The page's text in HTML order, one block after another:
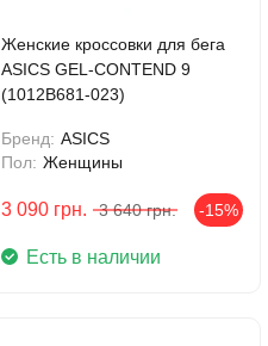
Женские кроссовки для бега
ASICS GEL-CONTEND 9
(1012B681-023)
Бренд: ASICS
Пол: Женщины
3 090 грн. 3 640 грн. -15%
Есть в наличии